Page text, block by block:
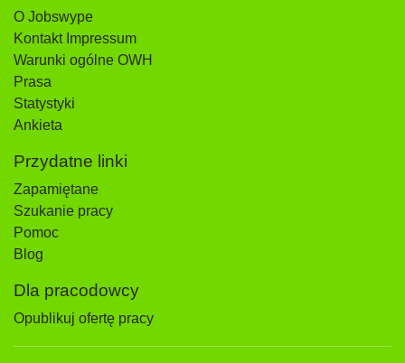
O Jobswype
Kontakt Impressum
Warunki ogólne OWH
Prasa
Statystyki
Ankieta
Przydatne linki
Zapamiętane
Szukanie pracy
Pomoc
Blog
Dla pracodowcy
Opublikuj ofertę pracy